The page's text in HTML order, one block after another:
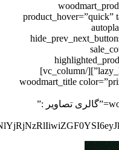
product_hover=”quick”
lazy_loading=”no” scroll_carousel_init=”no”][/vc_column]
[/vc_row][vc_row][vc_column][woodmart_title
woodmart_css_id=”5d0a5ceb4c74e” title=”گالری تصاویر :”